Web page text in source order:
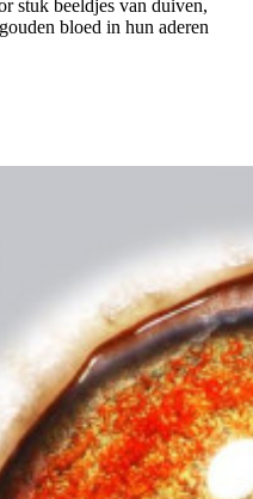
stuk beeldjes van duiven,
bloed in hun aderen